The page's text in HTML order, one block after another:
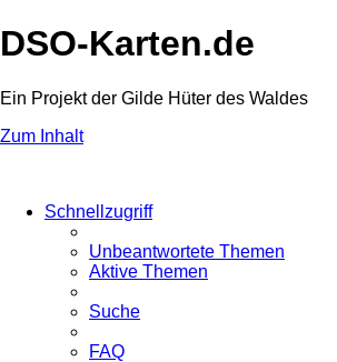
DSO-Karten.de
Ein Projekt der Gilde Hüter des Waldes
Zum Inhalt
Schnellzugriff
Unbeantwortete Themen
Aktive Themen
Suche
FAQ